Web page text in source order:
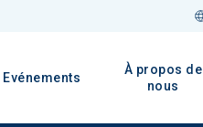
Evénements
À propos de
nous